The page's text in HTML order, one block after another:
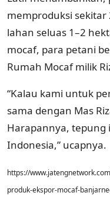
memproduksi
lahan seluas 1–2
mocaf, para petani
Rumah Mocaf milik
“Kalau kami untuk
sama dengan Mas
Harapannya, tepung
Indonesia,” ucapnya.
https://
produk-ekspor-mocaf-